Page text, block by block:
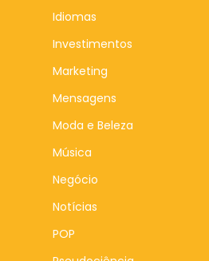
Idiomas
Investimentos
Marketing
Mensagens
Moda e Beleza
Música
Negócio
Notícias
POP